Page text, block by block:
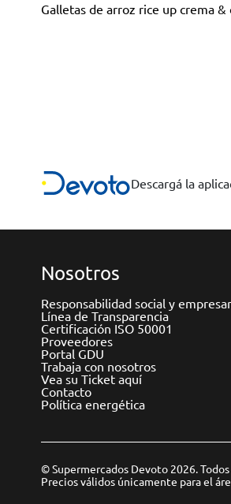
Galletas de arroz rice up crema &
Descargá la
Nosotros
Responsabilidad social y
Línea de Transparencia
Certificación ISO 50001
Proveedores
Portal GDU
Trabaja con nosotros
Vea su Ticket aquí
Contacto
Política energética
© Supermercados Devoto 2026.
Precios válidos únicamente para el